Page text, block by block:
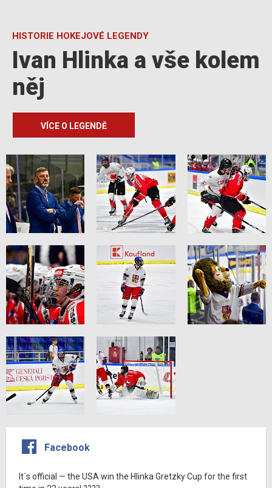
HISTORIE HOKEJOVÉ LEGENDY
Ivan Hlinka a vše kolem
něj
VÍCE O LEGENDĚ
Facebook
It´s official — the USA win the Hlinka Gretzky Cup for the first